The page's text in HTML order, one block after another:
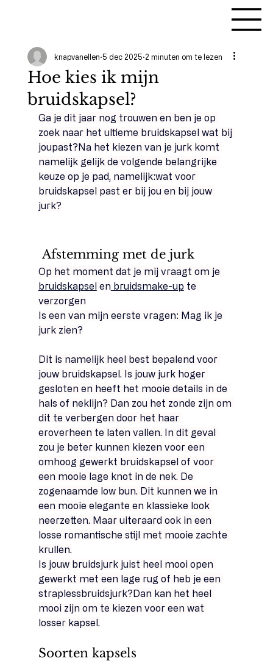
Hoe kies ik mijn
bruidskapsel?
knapvanellen 5 dec 2025 2 minuten om te lezen
Ga je dit jaar nog trouwen en ben je op
zoek naar het ultieme bruidskapsel wat bij
joupast?Na het kiezen van je jurk komt
namelijk gelijk de volgende belangrijke
keuze op je pad, namelijk:wat voor
bruidskapsel past er bij jou en bij jouw
jurk?
Afstemming met de jurk
Op het moment dat je mij vraagt om je
bruidskapsel en bruidsmake-up te
verzorgen
Is een van mijn eerste vragen: Mag ik je
jurk zien?
Dit is namelijk heel best bepalend voor
jouw bruidskapsel. Is jouw jurk hoger
gesloten en heeft het mooie details in de
hals of neklijn? Dan zou het zonde zijn om
dit te verbergen door het haar
eroverheen te laten vallen. In dit geval
zou je beter kunnen kiezen voor een
omhoog gewerkt bruidskapsel of voor
een mooie lage knot in de nek. De
zogenaamde low bun. Dit kunnen we in
een mooie elegante en klassieke look
neerzetten. Maar uiteraard ook in een
losse romantische stijl met mooie zachte
krullen.
Is jouw bruidsjurk juist heel mooi open
gewerkt met een lage rug of heb je een
straplessbruidsjurk?Dan kan het heel
mooi zijn om te kiezen voor een wat
losser kapsel.
Soorten kapsels